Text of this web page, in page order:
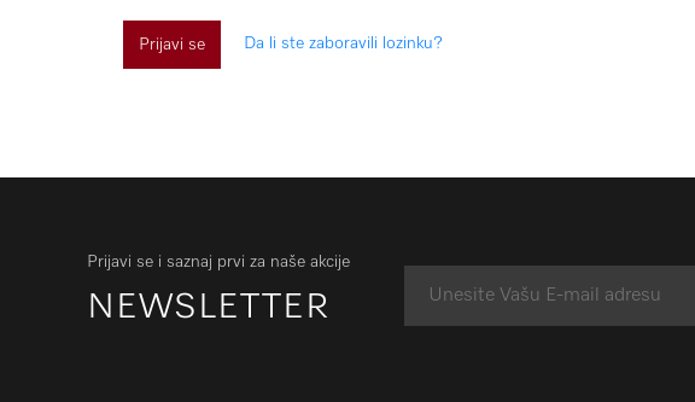
Prijavi se Da li ste zaboravili lozinku?
Prijavi se i saznaj prvi za naše akcije
NEWSLETTER